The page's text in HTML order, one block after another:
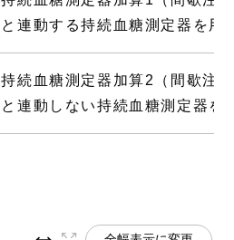
と連動する持続血糖測定器を用
持続血糖測定器加算2（間歇注
と連動しない持続血糖測定器を